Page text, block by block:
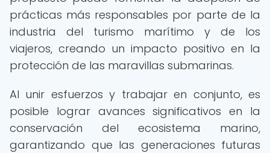
prácticas más responsables por parte de la
industria del turismo marítimo y de los
viajeros, creando un impacto positivo en la
protección de las maravillas submarinas.
Al unir esfuerzos y trabajar en conjunto, es
posible lograr avances significativos en la
conservación del ecosistema marino,
garantizando que las generaciones futuras